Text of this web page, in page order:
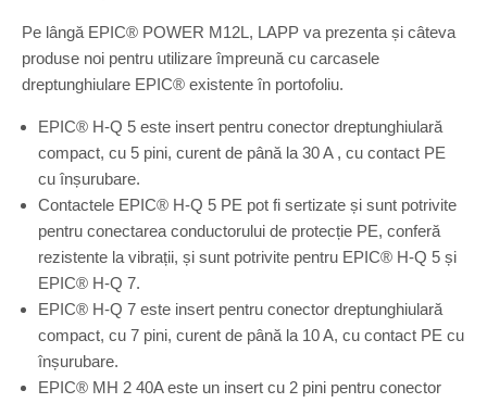
Pe lângă EPIC® POWER M12L, LAPP va prezenta și câteva
produse noi pentru utilizare împreună cu carcasele
dreptunghiulare EPIC® existente în portofoliu.
EPIC® H-Q 5 este insert pentru conector dreptunghiulară
compact, cu 5 pini, curent de până la 30 A , cu contact PE
cu înșurubare.
Contactele EPIC® H-Q 5 PE pot fi sertizate și sunt potrivite
pentru conectarea conductorului de protecție PE, conferă
rezistente la vibrații, și sunt potrivite pentru EPIC® H-Q 5 și
EPIC® H-Q 7.
EPIC® H-Q 7 este insert pentru conector dreptunghiulară
compact, cu 7 pini, curent de până la 10 A, cu contact PE cu
înșurubare.
EPIC® MH 2 40A este un insert cu 2 pini pentru conector